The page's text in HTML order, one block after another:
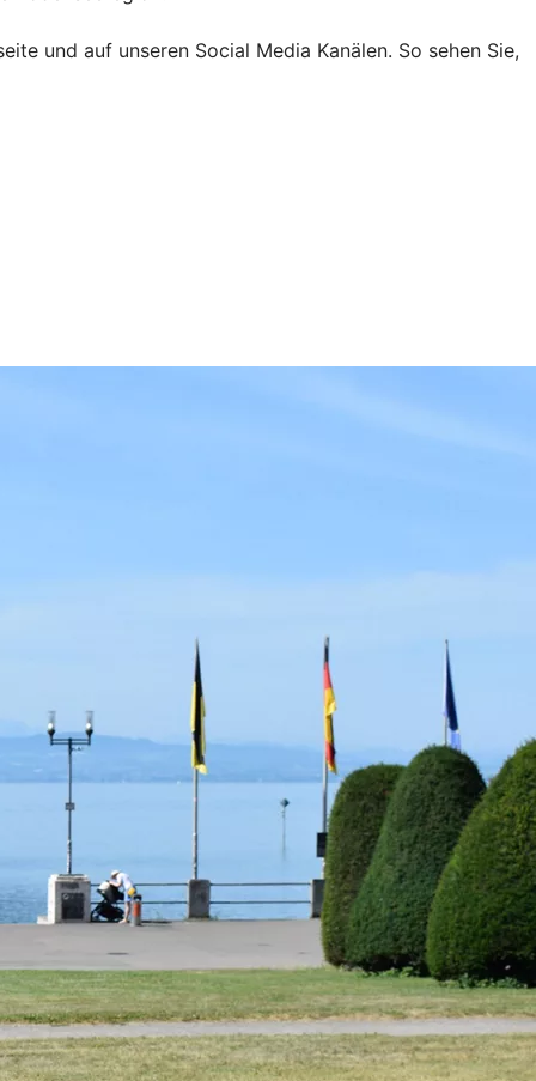
und auf unseren Social Media Kanälen. So sehen Sie,